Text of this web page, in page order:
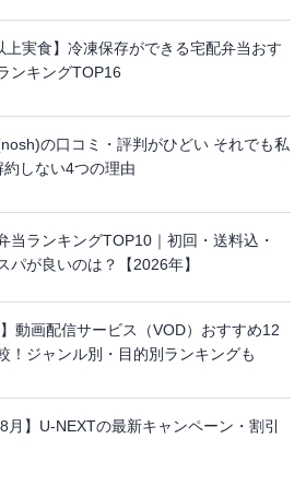
上実食】冷凍保存ができる宅配弁当おす
ンキングTOP16
の口コミ・評判がひどい それでも私
しない4つの理由
当ランキングTOP10｜初回・送料込・
パが良いのは？【2026年】
】動画配信サービス（VOD）おすすめ12
！ジャンル別・目的別ランキングも
8月】U-NEXTの最新キャンペーン・割引